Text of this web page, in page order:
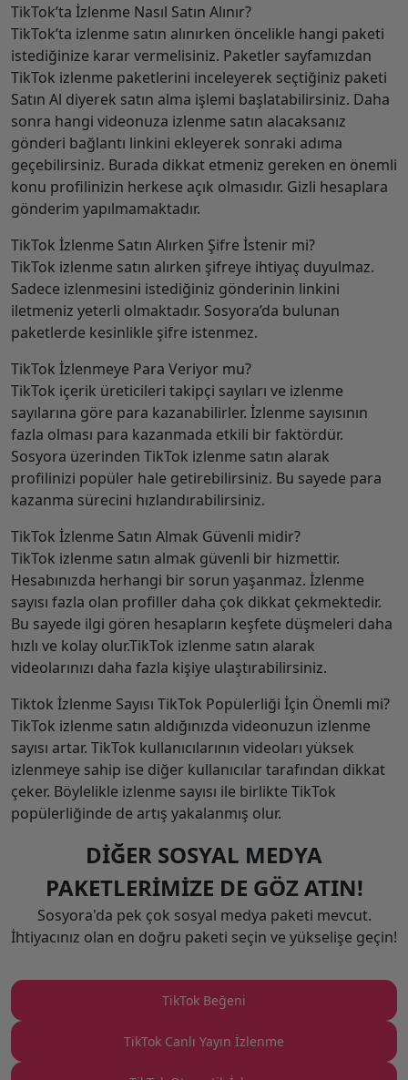
TikTok’ta İzlenme Nasıl Satın Alınır?
TikTok’ta izlenme satın alınırken öncelikle hangi paketi
istediğinize karar vermelisiniz. Paketler sayfamızdan
TikTok izlenme paketlerini inceleyerek seçtiğiniz paketi
Satın Al diyerek satın alma işlemi başlatabilirsiniz. Daha
sonra hangi videonuza izlenme satın alacaksanız
gönderi bağlantı linkini ekleyerek sonraki adıma
geçebilirsiniz. Burada dikkat etmeniz gereken en önemli
konu profilinizin herkese açık olmasıdır. Gizli hesaplara
gönderim yapılmamaktadır.
TikTok İzlenme Satın Alırken Şifre İstenir mi?
TikTok izlenme satın alırken şifreye ihtiyaç duyulmaz.
Sadece izlenmesini istediğiniz gönderinin linkini
iletmeniz yeterli olmaktadır. Sosyora’da bulunan
paketlerde kesinlikle şifre istenmez.
TikTok İzlenmeye Para Veriyor mu?
TikTok içerik üreticileri takipçi sayıları ve izlenme
sayılarına göre para kazanabilirler. İzlenme sayısının
fazla olması para kazanmada etkili bir faktördür.
Sosyora üzerinden TikTok izlenme satın alarak
profilinizi popüler hale getirebilirsiniz. Bu sayede para
kazanma sürecini hızlandırabilirsiniz.
TikTok İzlenme Satın Almak Güvenli midir?
TikTok izlenme satın almak güvenli bir hizmettir.
Hesabınızda herhangi bir sorun yaşanmaz. İzlenme
sayısı fazla olan profiller daha çok dikkat çekmektedir.
Bu sayede ilgi gören hesapların keşfete düşmeleri daha
hızlı ve kolay olur.TikTok izlenme satın alarak
videolarınızı daha fazla kişiye ulaştırabilirsiniz.
Tiktok İzlenme Sayısı TikTok Popülerliği İçin Önemli mi?
TikTok izlenme satın aldığınızda videonuzun izlenme
sayısı artar. TikTok kullanıcılarının videoları yüksek
izlenmeye sahip ise diğer kullanıcılar tarafından dikkat
çeker. Böylelikle izlenme sayısı ile birlikte TikTok
popülerliğinde de artış yakalanmış olur.
DİĞER SOSYAL MEDYA
PAKETLERİMİZE DE GÖZ ATIN!
Sosyora'da pek çok sosyal medya paketi mevcut.
İhtiyacınız olan en doğru paketi seçin ve yükselişe geçin!
TikTok Beğeni
TikTok Canlı Yayın İzlenme